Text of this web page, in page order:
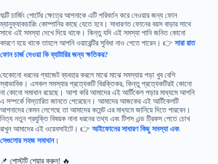
ফল্টি চার্জিং পোর্টের ক্ষেত্রে আপনাকে এটি পরিবর্তন করে নেওয়ার জন্য ফোন
ম্যানুফ্যাকচারিং কোম্পানির কাছে যেতে হবে। সাধারণত ফোনের বয়স বাড়ার সাথে
সাথে এই সমস্যা দেখে দিয়ে থাকে। কিন্তু যদি এই সমস্যা পানি জনিত কোনো
কারণে হয়ে থাকে তাহলে আপনি ওয়ারেন্টির সুবিধা নাও পেতে পারেন। 👉 সারা রাত
ফোন চার্জ দেওয়া কি ব্যাটারির জন্য ক্ষতিকর?
যেকোনো ধরনের গ্যাজেট ব্যবহার করলে মাঝে মাঝে সমস্যায় পড়া খুব বেশি
স্বাভাবিক। এসকল সমস্যার প্রত্যেকটি বিরক্তিকর, কিন্তু প্রত্যেকটিরই কোনো
না কোনো সমাধান রয়েছে। আশা করি আমাদের এই আর্টিকেল পড়ার মাধ্যমে আপনি
এ সম্পর্কে বিস্তারিত জানতে পেরেছেন। আমাদের আজকের এই আর্টিকেলটি
আপনাদের কেমন লেগেছে তা আমাদের কমেন্ট এর মাধ্যমে জানিয়ে দিতে পারবেন।
নিত্য নতুন প্রযুক্তি বিষয়ক নানা ধরনের তথ্য এবং টিপস এন্ড ট্রিকস পেতে চোখ
রাখুন আমাদের এই ওয়েবসাইটে। 👉 আইফোনের সাধারণ কিছু সমস্যা এবং
সেগুলোর সহজ সমাধান।
📌 পোস্টটি শেয়ার করুন! 🔥